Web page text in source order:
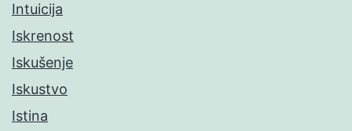
Intuicija
Iskrenost
Iskušenje
Iskustvo
Istina